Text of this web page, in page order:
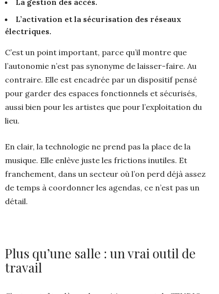
La gestion des accès.
L’activation et la sécurisation des réseaux
électriques.
C’est un point important, parce qu’il montre que
l’autonomie n’est pas synonyme de laisser-faire. Au
contraire. Elle est encadrée par un dispositif pensé
pour garder des espaces fonctionnels et sécurisés,
aussi bien pour les artistes que pour l’exploitation du
lieu.
En clair, la technologie ne prend pas la place de la
musique. Elle enlève juste les frictions inutiles. Et
franchement, dans un secteur où l’on perd déjà assez
de temps à coordonner les agendas, ce n’est pas un
détail.
Plus qu’une salle : un vrai outil de
travail